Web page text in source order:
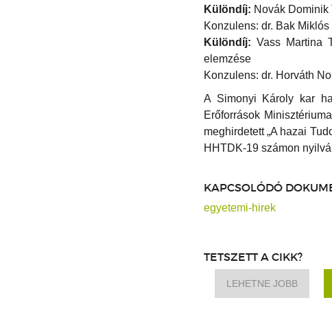
Különdíj: Novák Dominik
Konzulens: dr. Bak Miklós
Különdíj: Vass Martina
elemzése
Konzulens: dr. Horváth
A Simonyi Károly kar
Erőforrások
meghirdetett „A hazai
HHTDK-19 számon
KAPCSOLÓDÓ
egyetemi-hirek
TETSZETT A CIKK?
LEHETNE JOBB